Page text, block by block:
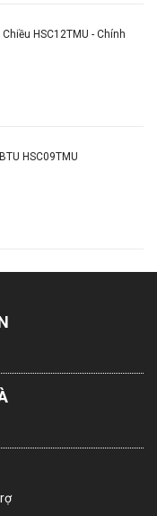
Cao 30.2 cm -
Cao 55.5 cm -
6/12
HSC12TMU - Chính
HSC09TMU